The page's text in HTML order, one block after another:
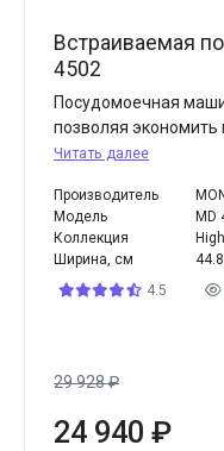
Встраиваемая
4502
Посудомоечная
позволяя
Читать далее
Производитель
Модель
MD
Коллекция
Ширина, см
44.8
4.5
29 928₽
24 940 ₽